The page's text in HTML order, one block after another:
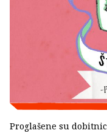
Proglašene su